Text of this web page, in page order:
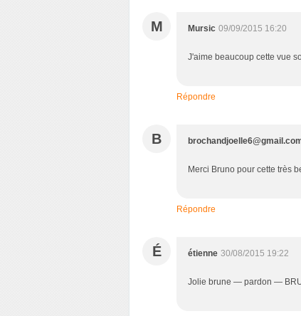
M Mursic 09/09/2015 16:20
J'aime beaucoup cette vue
Répondre
B
Merci Bruno pour cette très
Répondre
É étienne 30/08/2015 19:22
Jolie brune — pardon —